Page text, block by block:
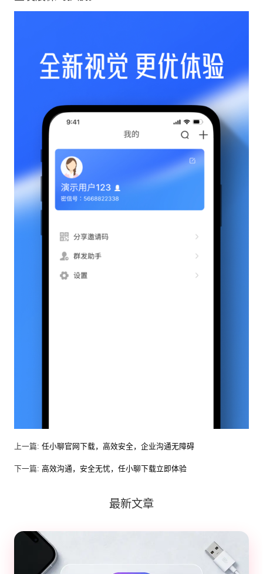
上一篇: 任小聊官网下载，高效安全，企业沟通无障碍
下一篇: 高效沟通，安全无忧，任小聊下载立即体验
最新文章